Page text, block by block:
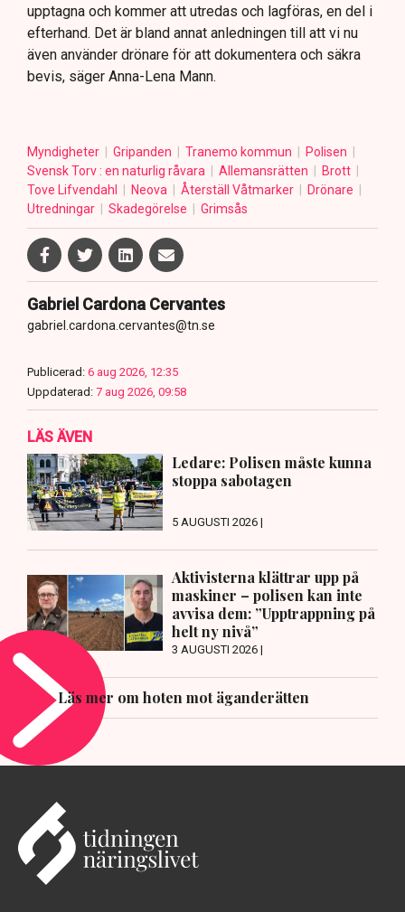
upptagna och kommer att utredas och lagföras, en del i
efterhand. Det är bland annat anledningen till att vi nu
även använder drönare för att dokumentera och säkra
bevis, säger Anna-Lena Mann.
Myndigheter Gripanden Tranemo kommun
Polisen
Svensk Torv : en naturlig råvara
Allemansrätten
Brott
Tove Lifvendahl
Neova Återställ Våtmarker
Drönare
Utredningar
Skadegörelse Grimsås
Gabriel Cardona Cervantes
gabriel.cardona.cervantes@tn.se
Publicerad: 6 aug 2026, 12:35
Uppdaterad: 7 aug 2026, 09:58
LÄS ÄVEN
Ledare: Polisen måste kunna
stoppa sabotagen
5 AUGUSTI 2026 |
Aktivisterna klättrar upp på
maskiner – polisen kan inte
avvisa dem: ”Upptrappning på
helt ny nivå”
3 AUGUSTI 2026 |
Läs mer om hoten mot äganderätten